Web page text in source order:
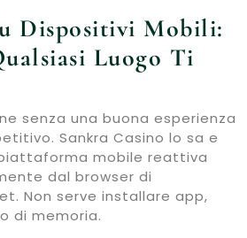
Dispositivi Mobili:
Luogo Ti
senza una buona esperienza
Sankra Casino lo sa e
mobile reattiva
dal browser di
Non serve installare app,
di memoria.